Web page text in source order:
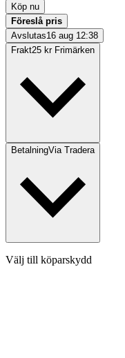
Köp nu
Föreslå pris
Avslutas16 aug 12:38
Frakt25 kr Frimärken
BetalningVia Tradera
Välj till köparskydd